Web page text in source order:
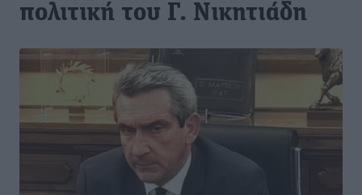
πολιτική του Γ. Νικητιάδη